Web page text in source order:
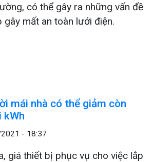
có thể gây ra những vấn đề
gây mất an toàn lưới điện.
mái nhà có thể giảm còn
kWh
- 18:37
giá thiết bị phục vụ cho việc lắp